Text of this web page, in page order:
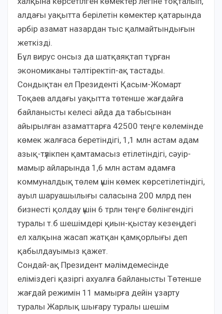
алдағы уақытта берілетін көмектер қатарында
әрбір азамат назардан тыс қалмайтындығын
жеткізді.
Бұл вирус онсыз да шатқаяқтап тұрған
экономиканы тәлтіректіп-ақ тастады.
Сондықтан ел Президенті Қасым-Жомарт
Тоқаев алдағы уақытта төтенше жағдайға
байланысты келесі айда да табысынан
айырылған азаматтарға 42500 теңге көлемінде
көмек жалғаса беретіндігі, 1,1 млн астам адам
азық-түлікпен қамтамасыз етілетіндігі, сәуір-
мамыр айларында 1,6 млн астам адамға
коммуналдық төлем үшін көмек көрсетілетіндігі,
ауыл шаруашылығы саласына 200 млрд пен
бизнесті қолдау үшін 6 трлн теңге бөлінгендігі
туралы т.б шешімдері қиын-қыстау кезеңдегі
ел халқына жасап жатқан қамқорлығы деп
қабылдауымыз қажет.
Сондай-ақ Президент мәлімдемесінде
еліміздегі қазіргі ахуалға байланысты Төтенше
жағдай режимін 11 мамырға дейін ұзарту
туралы Жарлық шығару туралы шешім